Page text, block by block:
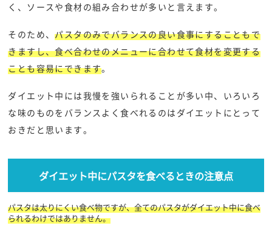
く、ソースや食材の組み合わせが多いと言えます。
そのため、パスタのみでバランスの良い食事にすることもで
きますし、食べ合わせのメニューに合わせて食材を変更する
ことも容易にできます。
ダイエット中には我慢を強いられることが多い中、いろいろ
な味のものをバランスよく食べれるのはダイエットにとって
おきだと思います。
ダイエット中にパスタを食べるときの注意点
パスタは太りにくい食べ物ですが、全てのパスタがダイエット中に食べ
られるわけではありません。